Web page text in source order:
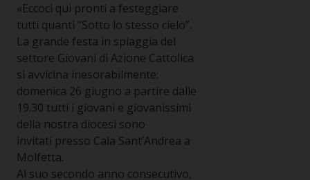
«Eccoci qui pronti a festeggiare
tutti quanti “Sotto lo stesso cielo”.
La grande festa in spiaggia del
settore Giovani di Azione Cattolica
si avvicina inesorabilmente:
domenica 26 giugno a partire dalle
19.30 tutti i giovani e giovanissimi
della nostra diocesi sono
invitati presso Cala Sant’Andrea a
Molfetta.
Al suo secondo anno consecutivo,